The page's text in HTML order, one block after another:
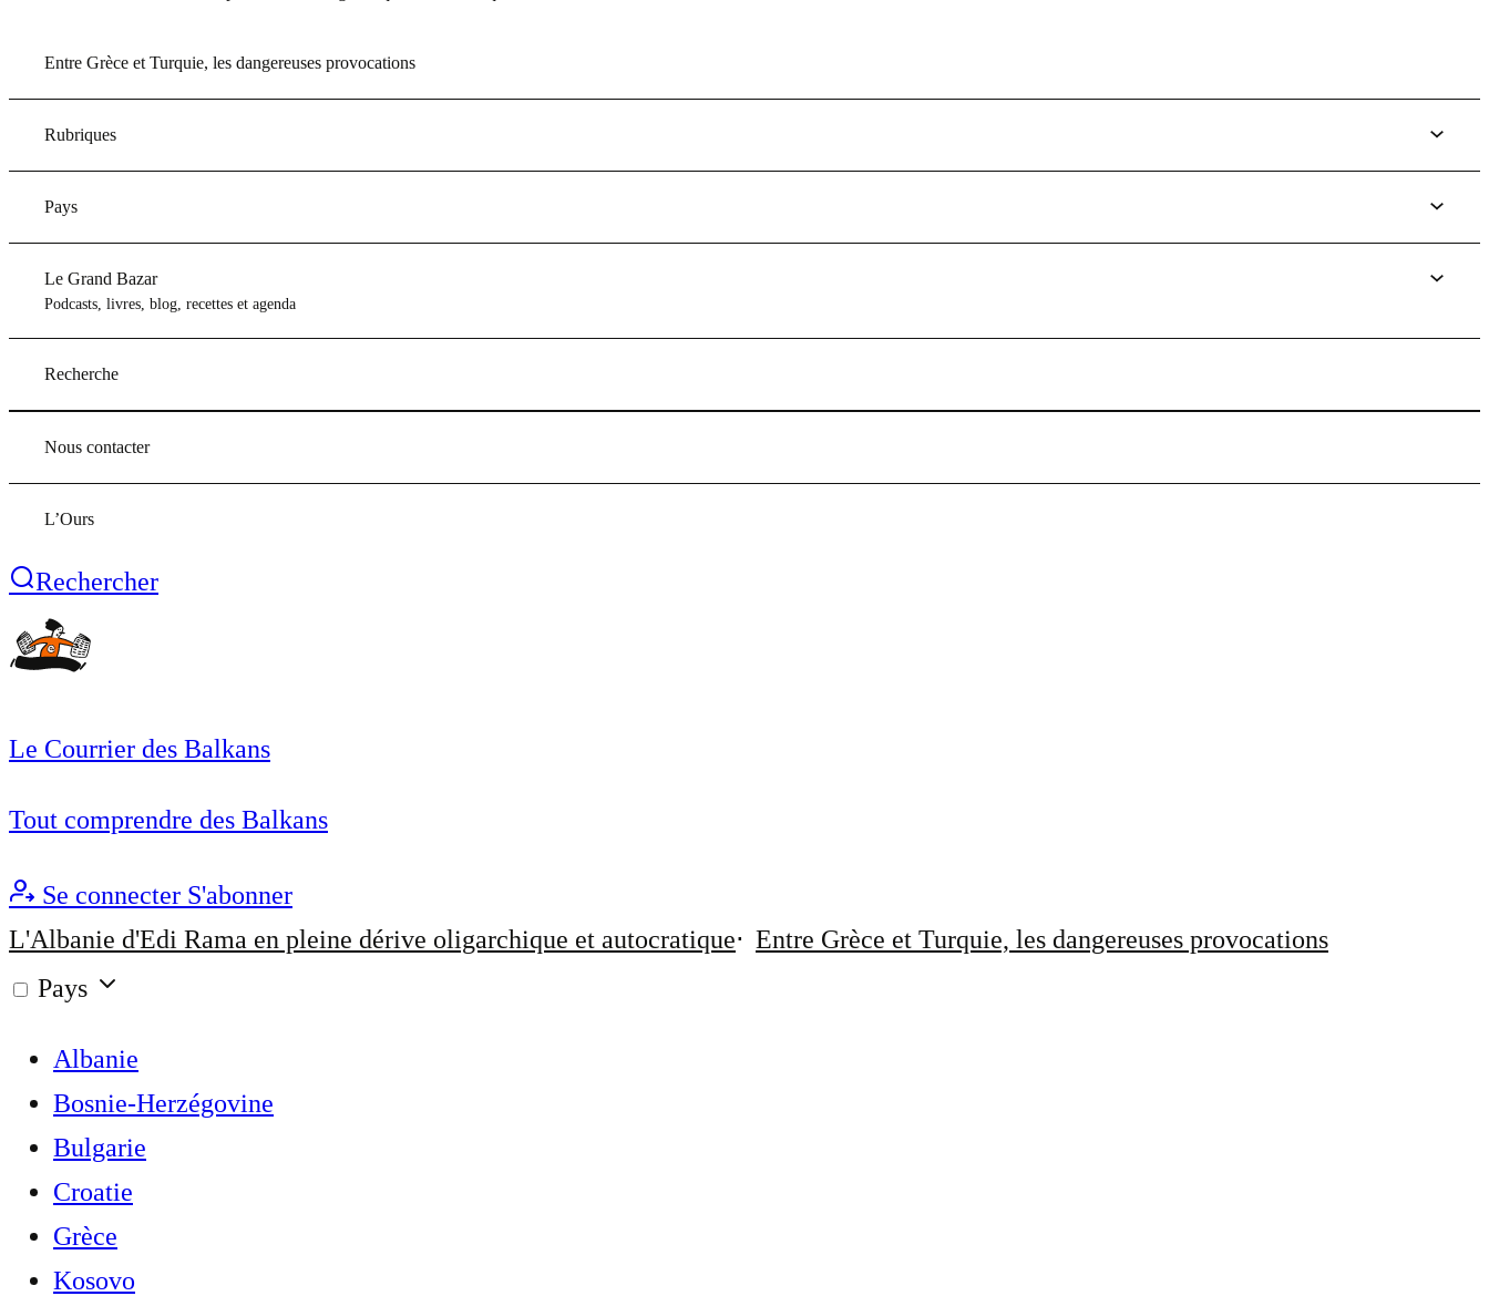
Entre Grèce et Turquie, les dangereuses provocations
Rubriques
Pays
Le Grand Bazar
Podcasts, livres, blog, recettes et agenda
Recherche
Nous contacter
L’Ours
Rechercher
Le Courrier des Balkans
Tout comprendre des Balkans
Se connecter S'abonner
L'Albanie d'Edi Rama en pleine dérive oligarchique et autocratique
Entre Grèce et Turquie, les dangereuses provocations
Pays
Albanie
Bosnie-Herzégovine
Bulgarie
Croatie
Grèce
Kosovo